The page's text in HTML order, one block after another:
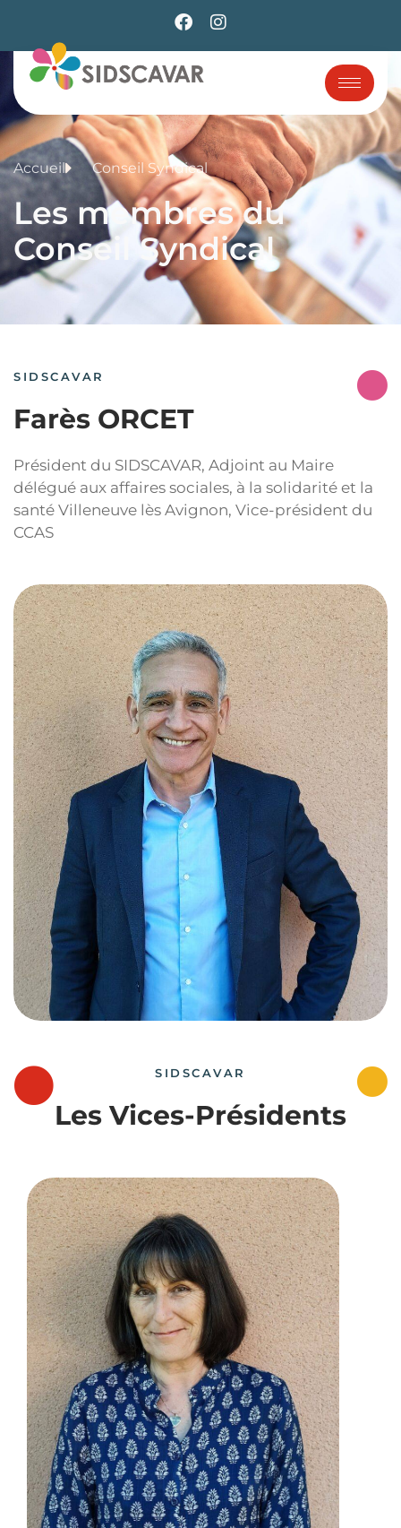
Les membres du
Conseil Syndical
Accueil Conseil Syndical
SIDSCAVAR
Farès ORCET
Président du SIDSCAVAR, Adjoint au Maire
délégué aux affaires sociales, à la solidarité et la
santé Villeneuve lès Avignon, Vice-président du
CCAS
SIDSCAVAR
Les Vices-Présidents